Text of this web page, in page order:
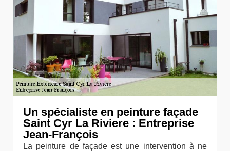
Un spécialiste en peinture façade
Saint Cyr La Riviere : Entreprise
Jean-François
La peinture de façade est une intervention à ne